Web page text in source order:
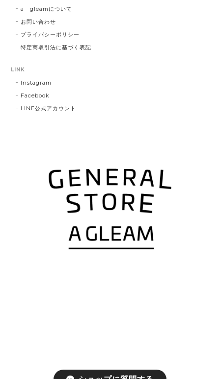
a gleamについて
お問い合わせ
プライバシーポリシー
特定商取引法に基づく表記
LINK
Instagram
Facebook
LINE公式アカウント